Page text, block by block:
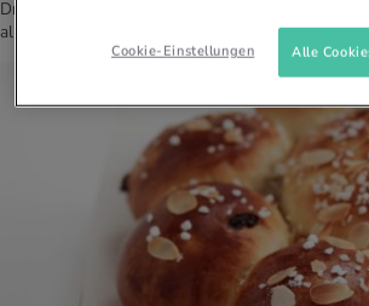
Dreikönigskuchen ein Verkaufsschlager. Statt
allerdings meist Plastikfiguren in den Kuchen.
Cookie-Einstellungen Alle